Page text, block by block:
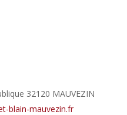
32120 MAUVEZIN
blain-mauvezin.fr